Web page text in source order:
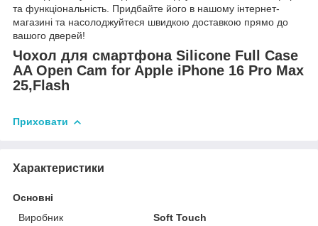
та функціональність. Придбайте його в нашому інтернет-
магазині та насолоджуйтеся швидкою доставкою прямо до
вашого дверей!
Чохол для смартфона Silicone Full Case
AA Open Cam for Apple iPhone 16 Pro Max
25,Flash
Приховати
Характеристики
Основні
Виробник
Soft Touch